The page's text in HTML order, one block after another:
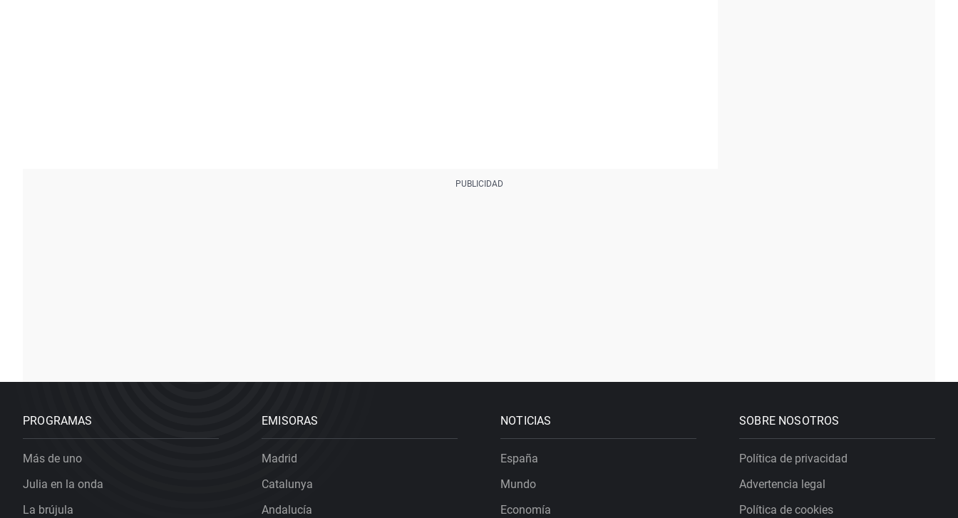
PROGRAMAS
Más de uno
Julia en la onda
La brújula
EMISORAS
Madrid
Catalunya
Andalucía
NOTICIAS
España
Mundo
Economía
SOBRE NOSOTROS
Política de privacidad
Advertencia legal
Política de cookies